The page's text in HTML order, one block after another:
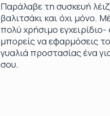
Παράλαβε τη συσκευή
βαλιτσάκι και όχι μόνο.
πολύ χρήσιμο
μπορείς να εφαρμόσεις
γυαλιά προστασίας ένα
σου.